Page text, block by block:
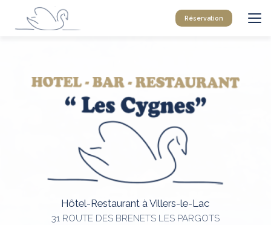
contenu
Réservation
Hôtel-Restaurant à Villers-le-Lac
31 ROUTE DES BRENETS LES PARGOTS